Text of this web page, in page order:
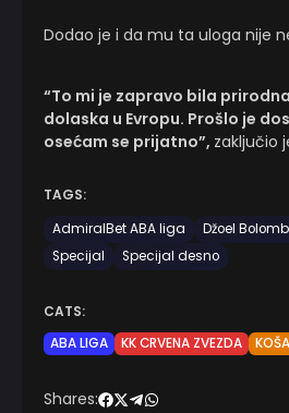
Dodao je i da mu ta uloga nije
“To mi je zapravo bila
dolaska u Evropu. Prošlo je
osećam se prijatno”, zaključio
TAGS:
AdmiralBet ABA liga
Džoel
Specijal
Specijal desno
CATS:
ABA LIGA
KK CRVENA ZVEZDA
Shares: